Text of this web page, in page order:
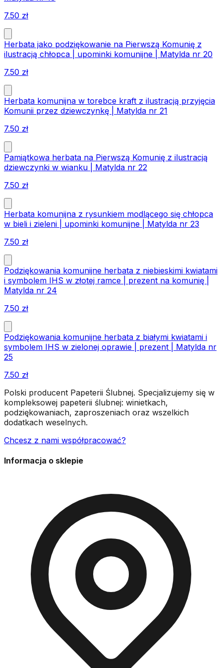
7.50 zł
Herbata jako podziękowanie na Pierwszą Komunię z
ilustracją chłopca | upominki komunijne | Matylda nr 20
7.50 zł
Herbata komunijna w torebce kraft z ilustracją przyjęcia
Komunii przez dziewczynkę | Matylda nr 21
7.50 zł
Pamiątkowa herbata na Pierwszą Komunię z ilustracją
dziewczynki w wianku | Matylda nr 22
7.50 zł
Herbata komunijna z rysunkiem modlącego się chłopca
w bieli i zieleni | upominki komunijne | Matylda nr 23
7.50 zł
Podziękowania komunijne herbata z niebieskimi kwiatami
i symbolem IHS w złotej ramce | prezent na komunię |
Matylda nr 24
7.50 zł
Podziękowania komunijne herbata z białymi kwiatami i
symbolem IHS w zielonej oprawie | prezent | Matylda nr
25
7.50 zł
Polski producent Papeterii Ślubnej. Specjalizujemy się w
kompleksowej papeterii ślubnej: winietkach,
podziękowaniach, zaproszeniach oraz wszelkich
dodatkach weselnych.
Chcesz z nami współpracować?
Informacja o sklepie